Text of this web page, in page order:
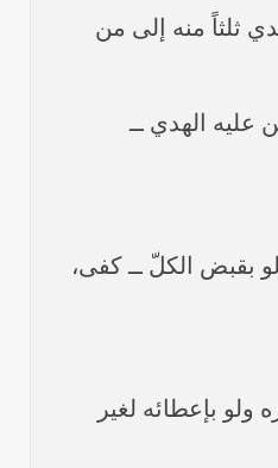
ثلثاً منه إلى من
عليه الهدي ــ
بقبض الكلّ ــ كفى،
بإعطائه لغير